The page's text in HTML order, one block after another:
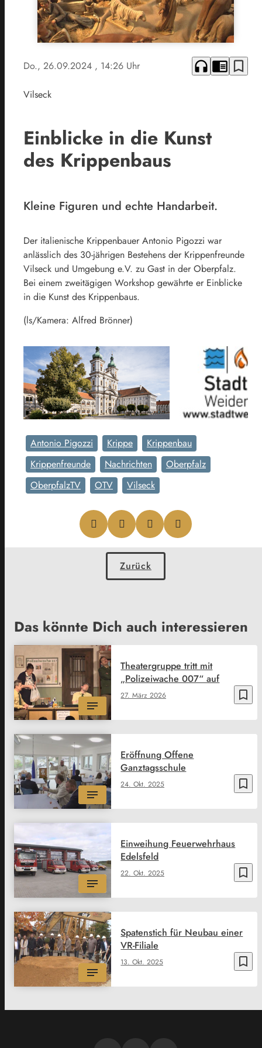
Do., 26.09.2024 , 14:26 Uhr headphones chrome_reader_mode bookmark_border
Vilseck
Einblicke in die Kunst
des Krippenbaus
Kleine Figuren und echte Handarbeit.
Der italienische Krippenbauer Antonio Pigozzi war
anlässlich des 30-jährigen Bestehens der Krippenfreunde
Vilseck und Umgebung e.V. zu Gast in der Oberpfalz.
Bei einem zweitägigen Workshop gewährte er Einblicke
in die Kunst des Krippenbaus.
(ls/Kamera: Alfred Brönner)
Antonio Pigozzi Krippe
Krippenbau
Krippenfreunde
Nachrichten
Oberpfalz
OberpfalzTV
OTV Vilseck
Zurück
Das könnte Dich auch interessieren
bookmark_border
27. März 2026
Theatergruppe tritt mit
„Polizeiwache 007“ auf
bookmark_border
24. Okt. 2025
Eröffnung Offene
Ganztagsschule
bookmark_border
22. Okt. 2025
Einweihung Feuerwehrhaus
Edelsfeld
bookmark_border
13. Okt. 2025
Spatenstich für Neubau einer
VR-Filiale